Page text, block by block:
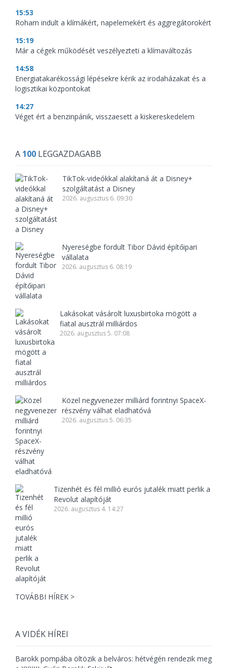
15:53
Roham indult a klímákért, napelemekért és aggregátorokért
15:19
Már a cégek működését veszélyezteti a klímaváltozás
14:58
Energiatakarékossági lépésekre kérik az irodaházakat és a
logisztikai központokat
14:27
Véget ért a benzinpánik, visszaesett a kiskereskedelem
A 100 LEGGAZDAGABB
TikTok-videókkal alakítaná át a Disney+
szolgáltatást a Disney
2026. augusztus 6. 09:30
Nyereségbe fordult Tibor Dávid építőipari
vállalata
2026. augusztus 6. 08:19
Lakásokat vásárolt luxusbirtoka mögött a
fiatal ausztrál milliárdos
2026. augusztus 5. 07:08
Közel negyvenezer milliárd forintnyi SpaceX-
részvény válhat eladhatóvá
2026. augusztus 5. 06:35
Tizenhét és fél millió eurós jutalék miatt perlik a
Revolut alapítóját
2026. augusztus 4. 14:27
TOVÁBBI HÍREK >
A VIDÉK HÍREI
Barokk pompába öltözik a belváros: hétvégén rendezik meg